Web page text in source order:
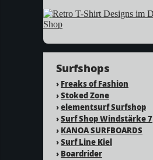
Surfshops
› Freaks of Fashion
›Stoked Zone
›elementsurf Surfshop
›Surf Shop Windstärke 7
› KANOA SURFBOARDS
›Surf Line Kiel
› Boardrider